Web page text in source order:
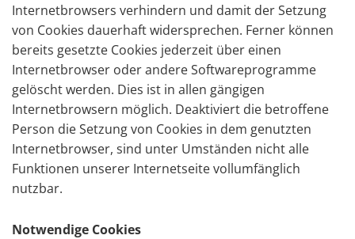
Internetbrowsers verhindern und damit der Setzung
von Cookies dauerhaft widersprechen. Ferner können
bereits gesetzte Cookies jederzeit über einen
Internetbrowser oder andere Softwareprogramme
gelöscht werden. Dies ist in allen gängigen
Internetbrowsern möglich. Deaktiviert die betroffene
Person die Setzung von Cookies in dem genutzten
Internetbrowser, sind unter Umständen nicht alle
Funktionen unserer Internetseite vollumfänglich
nutzbar.
Notwendige Cookies